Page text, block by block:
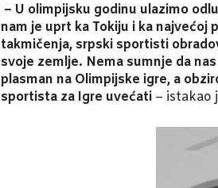
– U olimpijsku godinu ulazimo
nam je uprt ka Tokiju i ka
takmičenja, srpski sportisti
svoje zemlje. Nema sumnje da
plasman na Olimpijske igre, a
sportista za Igre uvećati – istakao